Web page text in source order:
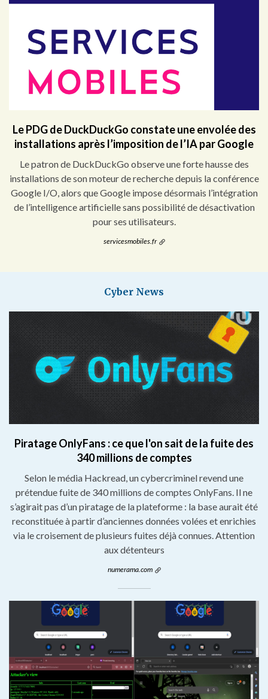
Le PDG de DuckDuckGo constate une envolée des
installations après l’imposition de l’IA par Google
Le patron de DuckDuckGo observe une forte hausse des
installations de son moteur de recherche depuis la conférence
Google I/O, alors que Google impose désormais l’intégration
de l’intelligence artificielle sans possibilité de désactivation
pour ses utilisateurs.
servicesmobiles.fr
Cyber News
Piratage OnlyFans : ce que l'on sait de la fuite des
340 millions de comptes
Selon le média Hackread, un cybercriminel revend une
prétendue fuite de 340 millions de comptes OnlyFans. Il ne
s’agirait pas d’un piratage de la plateforme : la base aurait été
reconstituée à partir d’anciennes données volées et enrichies
via le croisement de plusieurs fuites déjà connues. Attention
aux détenteurs
numerama.com